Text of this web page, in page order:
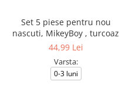
Set 5 piese pentru nou
nascuti, MikeyBoy , turcoaz
44,99 Lei
Varsta:
0-3 luni